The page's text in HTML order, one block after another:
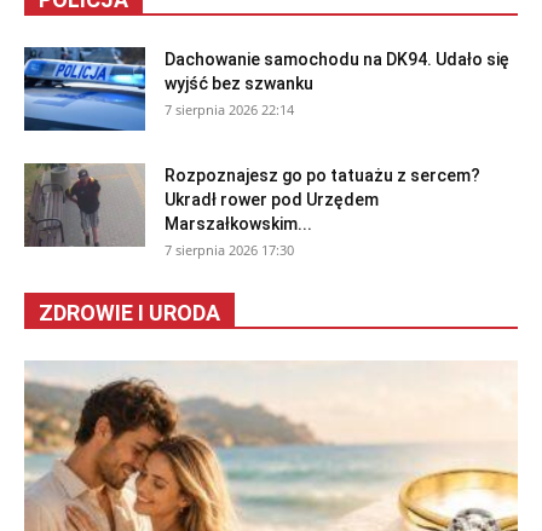
Dachowanie samochodu na DK94. Udało się
wyjść bez szwanku
7 sierpnia 2026 22:14
Rozpoznajesz go po tatuażu z sercem?
Ukradł rower pod Urzędem
Marszałkowskim...
7 sierpnia 2026 17:30
ZDROWIE I URODA